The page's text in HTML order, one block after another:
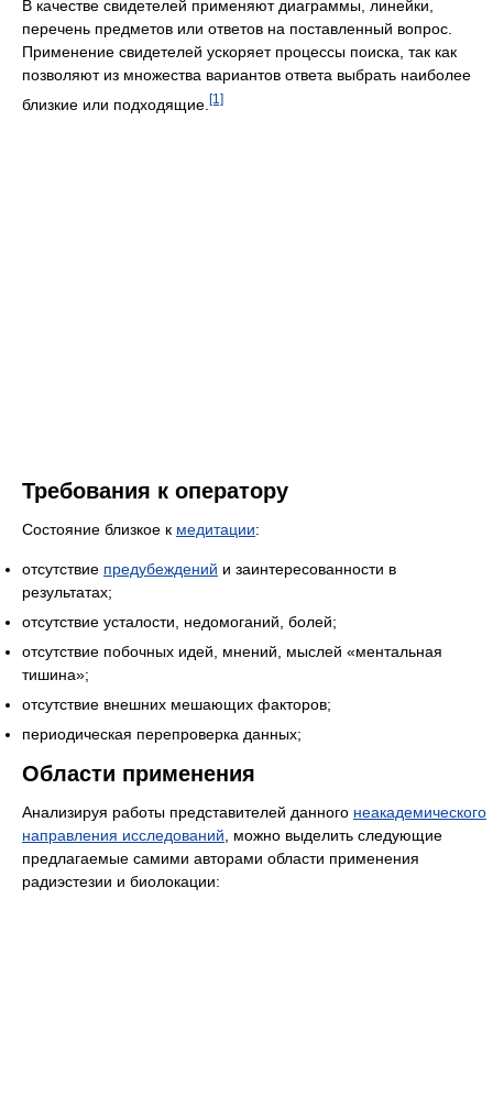
В качестве свидетелей применяют диаграммы, линейки,
перечень предметов или ответов на поставленный вопрос.
Применение свидетелей ускоряет процессы поиска, так как
позволяют из множества вариантов ответа выбрать наиболее
близкие или подходящие. [1]
Требования к оператору
Состояние близкое к медитации:
отсутствие предубеждений и заинтересованности в
результатах;
отсутствие усталости, недомоганий, болей;
отсутствие побочных идей, мнений, мыслей «ментальная
тишина»;
отсутствие внешних мешающих факторов;
периодическая перепроверка данных;
Области применения
Анализируя работы представителей данного неакадемического
направления исследований , можно выделить следующие
предлагаемые самими авторами области применения
радиэстезии и биолокации: